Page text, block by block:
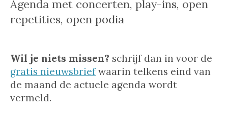
Agenda met concerten, play-ins, open
repetities, open podia
Wil je niets missen? schrijf dan in voor de
gratis nieuwsbriefwaarin telkens eind van
de maand de actuele agenda wordt
vermeld.